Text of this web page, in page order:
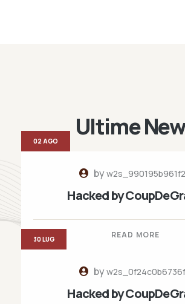
Ultime
byw2s_990195b961f2
Hacked by
READ MORE
02 AGO
byw2s_0f24c0b6736f
Hacked by
30 LUG